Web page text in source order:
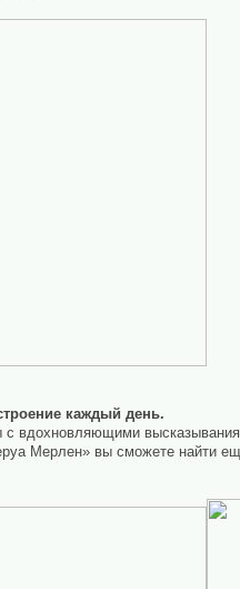
каждый день.
с вдохновляющими
Мерлен» вы сможете найти